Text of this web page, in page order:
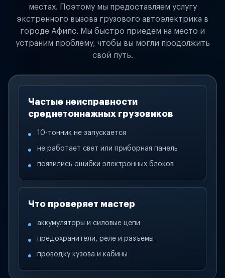
местах. Поэтому мы предоставляем услугу
экстренного вызова грузового автоэлектрика в
городе Афипс. Мы быстро приедем на место и
устраним проблему, чтобы вы могли продолжить
свой путь.
Частые неисправности
среднетоннажных грузовиков
10-тонник не запускается
не работает свет или приборная панель
появились ошибки электронных блоков
Что проверяет мастер
аккумуляторы и силовые цепи
предохранители, реле и разъемы
проводку кузова и кабины